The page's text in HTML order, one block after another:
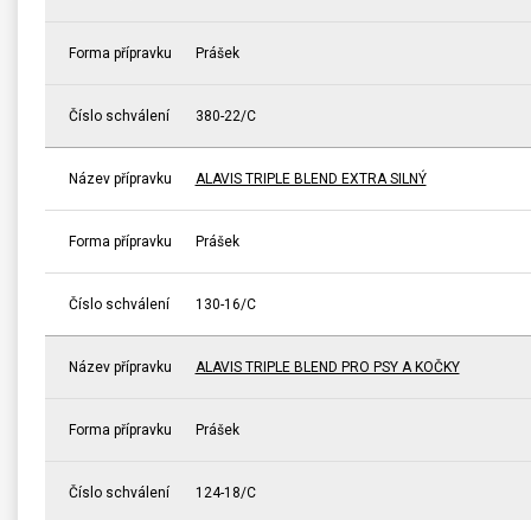
Forma přípravku Prášek
Číslo schválení 380-22/C
Název přípravku ALAVIS TRIPLE BLEND EXTRA SILNÝ
Forma přípravku Prášek
Číslo schválení 130-16/C
Název přípravku ALAVIS TRIPLE BLEND PRO PSY A KOČKY
Forma přípravku Prášek
Číslo schválení 124-18/C